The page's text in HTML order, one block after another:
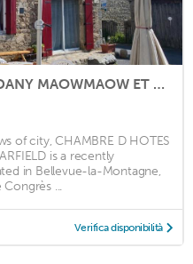
CHAMBRE D HOTES CHEZ DANY MAOWMAOW ET GARFIELD
of city, CHAMBRE D HOTES
is a recently
in Bellevue-la-Montagne,
...
Verifica disponibilità